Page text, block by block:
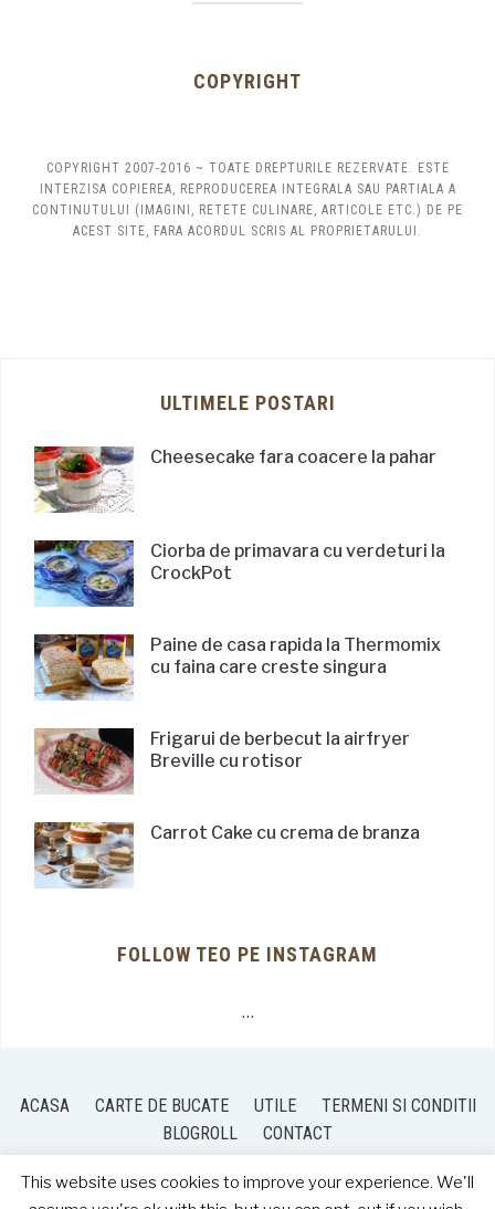
COPYRIGHT
COPYRIGHT 2007-2016 ~ TOATE DREPTURILE REZERVATE. ESTE
INTERZISA COPIEREA, REPRODUCEREA INTEGRALA SAU PARTIALA A
CONTINUTULUI (IMAGINI, RETETE CULINARE, ARTICOLE ETC.) DE PE
ACEST SITE, FARA ACORDUL SCRIS AL PROPRIETARULUI.
ULTIMELE POSTARI
Cheesecake fara coacere la pahar
Ciorba de primavara cu verdeturi la
CrockPot
Paine de casa rapida la Thermomix
cu faina care creste singura
Frigarui de berbecut la airfryer
Breville cu rotisor
Carrot Cake cu crema de branza
FOLLOW TEO PE INSTAGRAM
…
ACASA CARTE DE BUCATE UTILE
TERMENI SI CONDITII
BLOGROLL
CONTACT
This website uses cookies to improve your experience. We'll